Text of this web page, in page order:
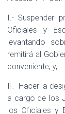
I.- Suspender
Oficiales y
levantando
remitirá al
conveniente, y,
II.- Hacer la
a cargo de los
los Oficiales y